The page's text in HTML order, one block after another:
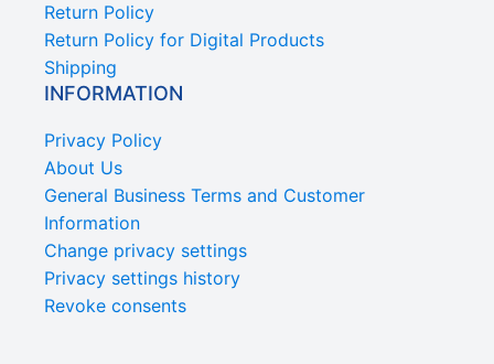
Return Policy
Return Policy for Digital Products
Shipping
INFORMATION
Privacy Policy
About Us
General Business Terms and Customer
Information
Change privacy settings
Privacy settings history
Revoke consents